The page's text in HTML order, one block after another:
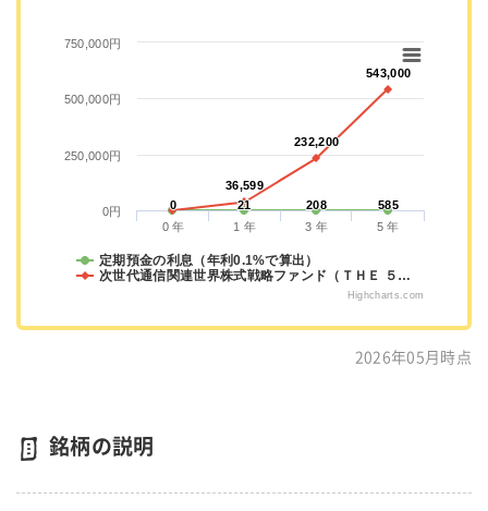
0
0 21
21 208
208 585
585
36,599
36,599
232,200
232,200
543,000
543,000
定期預金の利息（年利0.1%で算出）
次世代通信関連世界株式戦略ファンド（ＴＨＥ ５…
0 年 1 年 3 年 5 年
0円
250,000円
500,000円
750,000円
Highcharts.com
2026年05月時点
銘柄の説明